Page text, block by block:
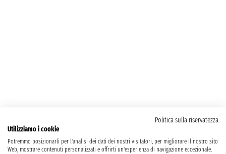
Politica sulla riservatezza
Utilizziamo i cookie
Potremmo posizionarli per l'analisi dei dati dei nostri visitatori, per migliorare il nostro sito
Web, mostrare contenuti personalizzati e offrirti un'esperienza di navigazione eccezionale.